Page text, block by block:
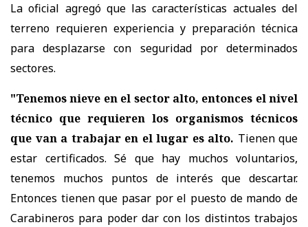
La oficial agregó que las características actuales del
terreno requieren experiencia y preparación técnica
para desplazarse con seguridad por determinados
sectores.
"Tenemos nieve en el sector alto, entonces el nivel
técnico que requieren los organismos técnicos
que van a trabajar en el lugar es alto. Tienen que
estar certificados. Sé que hay muchos voluntarios,
tenemos muchos puntos de interés que descartar.
Entonces tienen que pasar por el puesto de mando de
Carabineros para poder dar con los distintos trabajos